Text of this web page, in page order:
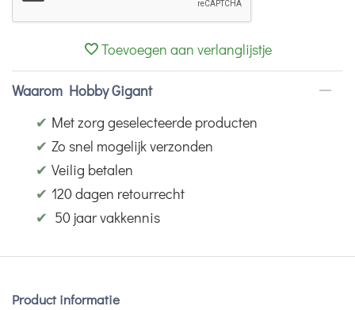
Toevoegen aan verlanglijstje
Waarom Hobby Gigant
✔ Met zorg geselecteerde producten
✔ Zo snel mogelijk verzonden
✔ Veilig betalen
✔ 120 dagen retourrecht
✔ 50 jaar vakkennis
Product informatie